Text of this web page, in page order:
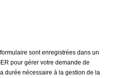
sont enregistrées dans un
pour gérer votre demande de
durée nécessaire à la gestion de la